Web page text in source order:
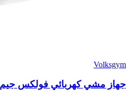
Volksgym
جهاز مشي كهربائي فولكس جيم K-25i+